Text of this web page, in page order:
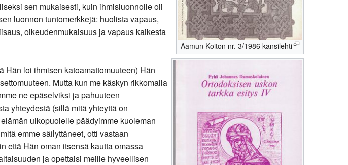
Aamun Koiton nr. 3/1986 kansilehti
sen mukaisesti, kuin ihmisluonnolle oli
luonnon tuntomerkkejä: huolista vapaus,
oikeudenmukaisuus ja vapaus kaikesta
Hän loi ihmisen katoamattomuuteen) Hän
Mutta kun me käskyn rikkomalla
ne epäselviksi ja pahuuteen
yhteydestä (sillä mitä yhteyttä on
ulkopuolelle päädyimme kuoleman
emme säilyttäneet, otti vastaan
että Hän oman itsensä kautta omassa
ja opettaisi meille hyveellisen